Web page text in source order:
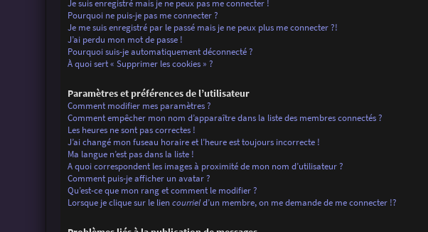
Je suis enregistré mais je ne peux pas me connecter !
Pourquoi ne puis-je pas me connecter ?
Je me suis enregistré par le passé mais je ne peux plus me connecter ?!
J’ai perdu mon mot de passe !
Pourquoi suis-je automatiquement déconnecté ?
À quoi sert « Supprimer les cookies » ?
Paramètres et préférences de l’utilisateur
Comment modifier mes paramètres ?
Comment empêcher mon nom d’apparaître dans la liste des membres connectés ?
Les heures ne sont pas correctes !
J’ai changé mon fuseau horaire et l’heure est toujours incorrecte !
Ma langue n’est pas dans la liste !
A quoi correspondent les images à proximité de mon nom d’utilisateur ?
Comment puis-je afficher un avatar ?
Qu’est-ce que mon rang et comment le modifier ?
Lorsque je clique sur le liencourrield’un membre, on me demande de me connecter !?